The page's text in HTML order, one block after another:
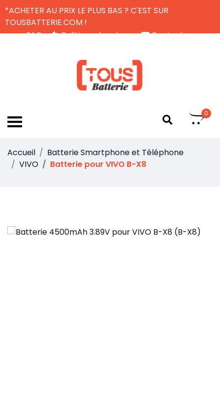
*ACHETER AU PRIX LE PLUS BAS ? C'EST SUR
TOUSBATTERIE.COM !
FAQ
Politique de retour
Contactez-nous
0
Accueil
Batterie Smartphone et Téléphone
VIVO
Batterie pour VIVO B-X8